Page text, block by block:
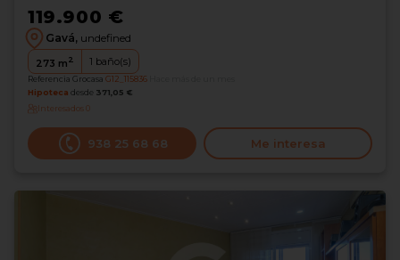
119.900 €
Gavá, undefined
273 m2 1 baño(s)
Referencia Grocasa G12_115836
Hipoteca desde 371,05 €
Interesados0
938 25 68 68 Me interesa